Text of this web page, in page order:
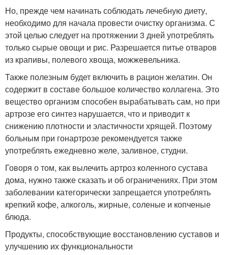
Но, прежде чем начинать соблюдать лечебную диету,
необходимо для начала провести очистку организма. С
этой целью следует на протяжении 3 дней употреблять
только сырые овощи и рис. Разрешается питье отваров
из крапивы, полевого хвоща, можжевельника.
Также полезным будет включить в рацион желатин. Он
содержит в составе большое количество коллагена. Это
вещество организм способен вырабатывать сам, но при
артрозе его синтез нарушается, что и приводит к
снижению плотности и эластичности хрящей. Поэтому
больным при гонартрозе рекомендуется также
употреблять ежедневно желе, заливное, студни.
Говоря о том, как вылечить артроз коленного сустава
дома, нужно также сказать и об ограничениях. При этом
заболевании категорически запрещается употреблять
крепкий кофе, алкоголь, жирные, соленые и копченые
блюда.
Продукты, способствующие восстановлению суставов и
улучшению их функциональности